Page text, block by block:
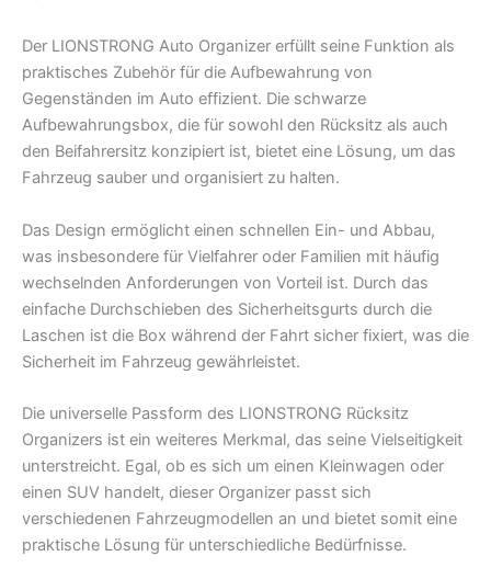
Der LIONSTRONG Auto Organizer erfüllt seine Funktion als
praktisches Zubehör für die Aufbewahrung von
Gegenständen im Auto effizient. Die schwarze
Aufbewahrungsbox, die für sowohl den Rücksitz als auch
den Beifahrersitz konzipiert ist, bietet eine Lösung, um das
Fahrzeug sauber und organisiert zu halten.
Das Design ermöglicht einen schnellen Ein- und Abbau,
was insbesondere für Vielfahrer oder Familien mit häufig
wechselnden Anforderungen von Vorteil ist. Durch das
einfache Durchschieben des Sicherheitsgurts durch die
Laschen ist die Box während der Fahrt sicher fixiert, was die
Sicherheit im Fahrzeug gewährleistet.
Die universelle Passform des LIONSTRONG Rücksitz
Organizers ist ein weiteres Merkmal, das seine Vielseitigkeit
unterstreicht. Egal, ob es sich um einen Kleinwagen oder
einen SUV handelt, dieser Organizer passt sich
verschiedenen Fahrzeugmodellen an und bietet somit eine
praktische Lösung für unterschiedliche Bedürfnisse.